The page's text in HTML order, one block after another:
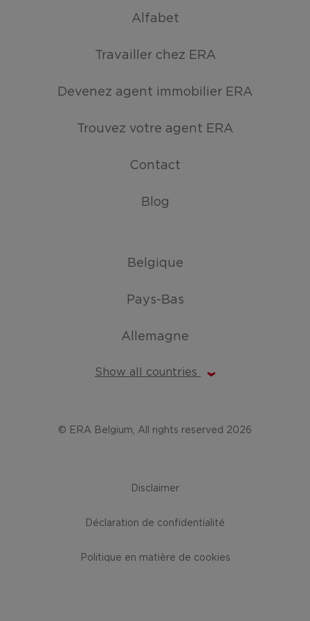
Alfabet
Travailler chez ERA
Devenez agent immobilier ERA
Trouvez votre agent ERA
Contact
Blog
Belgique
Pays-Bas
Allemagne
Show all countries
© ERA Belgium, All rights reserved 2026
Disclaimer
Déclaration de confidentialité
Politique en matière de cookies